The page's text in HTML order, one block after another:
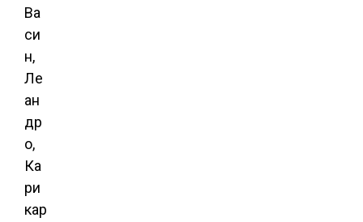
Ва
си
н,
Ле
ан
др
о,
Ка
ри
кар